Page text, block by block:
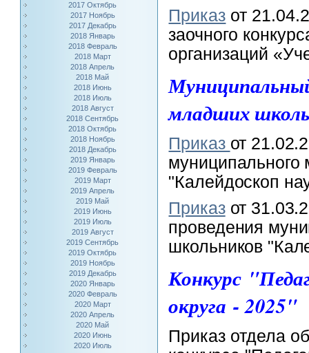
2017 Октябрь
2017 Ноябрь
2017 Декабрь
2018 Январь
2018 Февраль
2018 Март
2018 Апрель
2018 Май
2018 Июнь
2018 Июль
2018 Август
2018 Сентябрь
2018 Октябрь
2018 Ноябрь
2018 Декабрь
2019 Январь
2019 Февраль
2019 Март
2019 Апрель
2019 Май
2019 Июнь
2019 Июль
2019 Август
2019 Сентябрь
2019 Октябрь
2019 Ноябрь
2019 Декабрь
2020 Январь
2020 Февраль
2020 Март
2020 Апрель
2020 Май
2020 Июнь
2020 Июль
Приказ от
заочного
организаций
младших
Приказ от
м
"Калейдоскоп
Приказот
проведения м
школьников
Конкурс
округа - 2025"
Приказ отдела